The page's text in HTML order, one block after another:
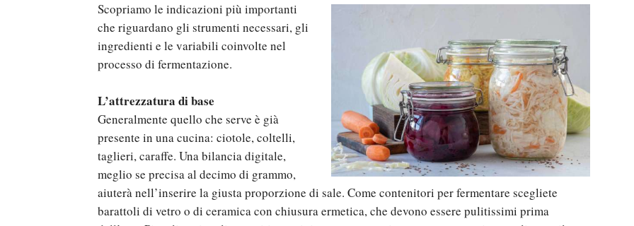
Scopriamo le indicazioni più importanti
che riguardano gli strumenti necessari, gli
ingredienti e le variabili coinvolte nel
processo di fermentazione.
L’attrezzatura di base
Generalmente quello che serve è già
presente in una cucina: ciotole, coltelli,
taglieri, caraffe. Una bilancia digitale,
meglio se precisa al decimo di grammo,
aiuterà nell’inserire la giusta proporzione di sale. Come contenitori per fermentare scegliete
barattoli di vetro o di ceramica con chiusura ermetica, che devono essere pulitissimi prima